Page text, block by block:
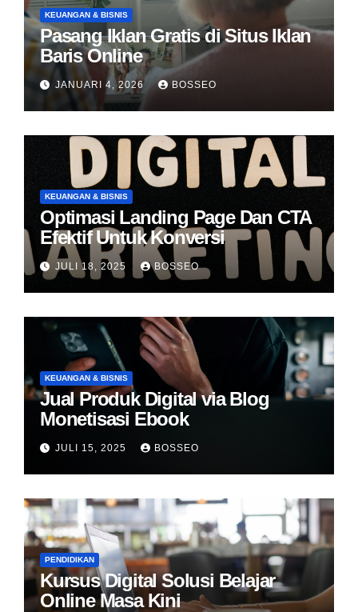
KEUANGAN & BISNIS
Pasang Iklan Gratis di Situs Iklan
Baris Online
JANUARI 4, 2026 BOSSEO
KEUANGAN & BISNIS
Optimasi Landing Page Dan CTA
Efektif Untuk Konversi
JULI 18, 2025 BOSSEO
KEUANGAN & BISNIS
Jual Produk Digital via Blog
Monetisasi Ebook
JULI 15, 2025 BOSSEO
PENDIDIKAN
Kursus Digital Solusi Belajar
Online Masa Kini